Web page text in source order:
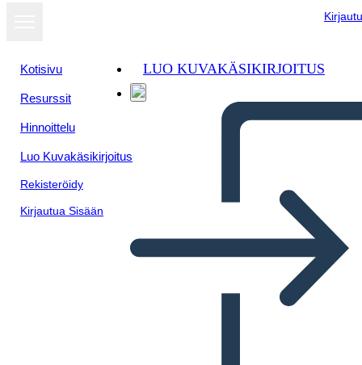
Kotisivu
Resurssit
Hinnoittelu
Luo Kuvakäsikirjoitus
Rekisteröidy
Kirjautua Sisään
LUO KUVAKÄSIKIRJOITUS